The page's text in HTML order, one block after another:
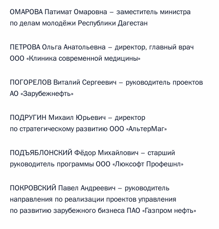
ОМАРОВА Патимат Омаровна – заместитель министра
по делам молодёжи Республики Дагестан
ПЕТРОВА Ольга Анатольевна – директор, главный врач
ООО «Клиника современной медицины»
ПОГОРЕЛОВ Виталий Сергеевич – руководитель проектов
АО «Зарубежнефть»
ПОДРУГИН Михаил Юрьевич – директор
по стратегическому развитию ООО «АльтерМаг»
ПОДЪЯБЛОНСКИЙ Фёдор Михайлович – старший
руководитель программы ООО «Люксофт Профешнл»
ПОКРОВСКИЙ Павел Андреевич – руководитель
направления по реализации проектов управления
по развитию зарубежного бизнеса ПАО «Газпром нефть»